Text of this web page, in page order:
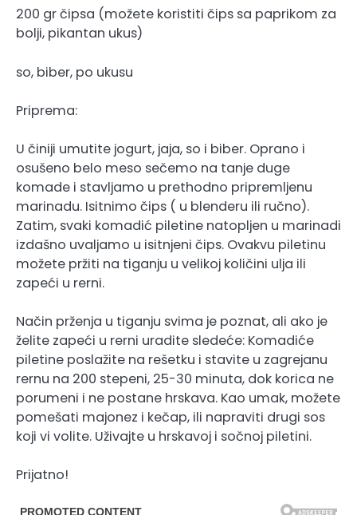
200 gr čipsa (možete koristiti čips sa paprikom za
bolji, pikantan ukus)
so, biber, po ukusu
Priprema:
U činiji umutite jogurt, jaja, so i biber. Oprano i
osušeno belo meso sečemo na tanje duge
komade i stavljamo u prethodno pripremljenu
marinadu. Isitnimo čips ( u blenderu ili ručno).
Zatim, svaki komadić piletine natopljen u marinadi
izdašno uvaljamo u isitnjeni čips. Ovakvu piletinu
možete pržiti na tiganju u velikoj količini ulja ili
zapeći u rerni.
Način prženja u tiganju svima je poznat, ali ako je
želite zapeći u rerni uradite sledeće: Komadiće
piletine poslažite na rešetku i stavite u zagrejanu
rernu na 200 stepeni, 25-30 minuta, dok korica ne
porumeni i ne postane hrskava. Kao umak, možete
pomešati majonez i kečap, ili napraviti drugi sos
koji vi volite. Uživajte u hrskavoj i sočnoj piletini.
Prijatno!